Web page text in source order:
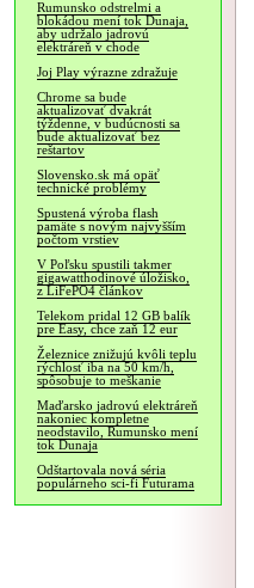
Rumunsko odstrelmi a
blokádou mení tok Dunaja,
aby udržalo jadrovú
elektráreň v chode
Joj Play výrazne zdražuje
Chrome sa bude
aktualizovať dvakrát
týždenne, v budúcnosti sa
bude aktualizovať bez
reštartov
Slovensko.sk má opäť
technické problémy
Spustená výroba flash
pamäte s novým najvyšším
počtom vrstiev
V Poľsku spustili takmer
gigawatthodinové úložisko,
z LiFePO4 článkov
Telekom pridal 12 GB balík
pre Easy, chce zaň 12 eur
Železnice znižujú kvôli teplu
rýchlosť iba na 50 km/h,
spôsobuje to meškanie
Maďarsko jadrovú elektráreň
nakoniec kompletne
neodstavilo, Rumunsko mení
tok Dunaja
Odštartovala nová séria
populárneho sci-fi Futurama